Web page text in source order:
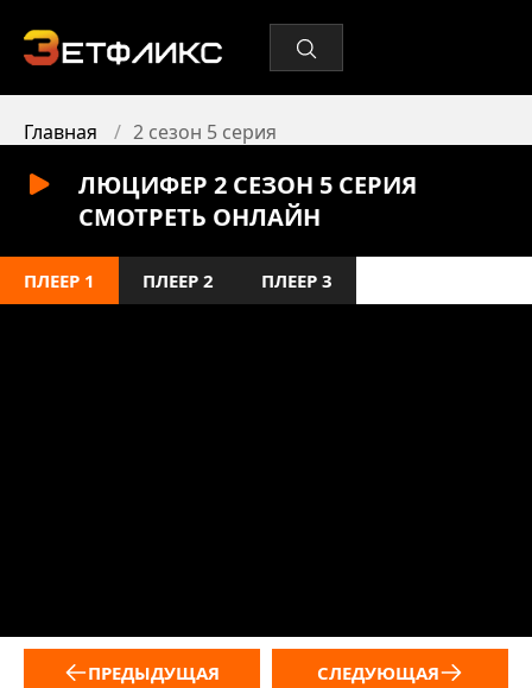
Главная 2 сезон 5 серия
ЛЮЦИФЕР 2 СЕЗОН 5 СЕРИЯ
СМОТРЕТЬ ОНЛАЙН
ПЛЕЕР 1 ПЛЕЕР 2 ПЛЕЕР 3
ПРЕДЫДУЩАЯ СЛЕДУЮЩАЯ